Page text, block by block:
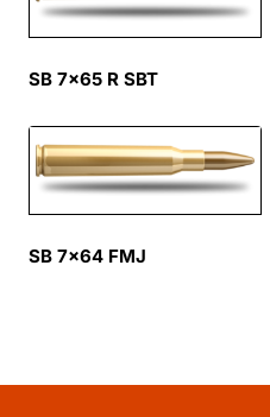
SB 7×65 R SBT
SB 7×64 FMJ